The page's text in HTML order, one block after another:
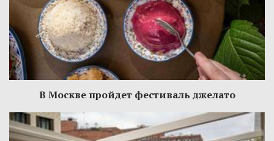
В Москве пройдет фестиваль джелато